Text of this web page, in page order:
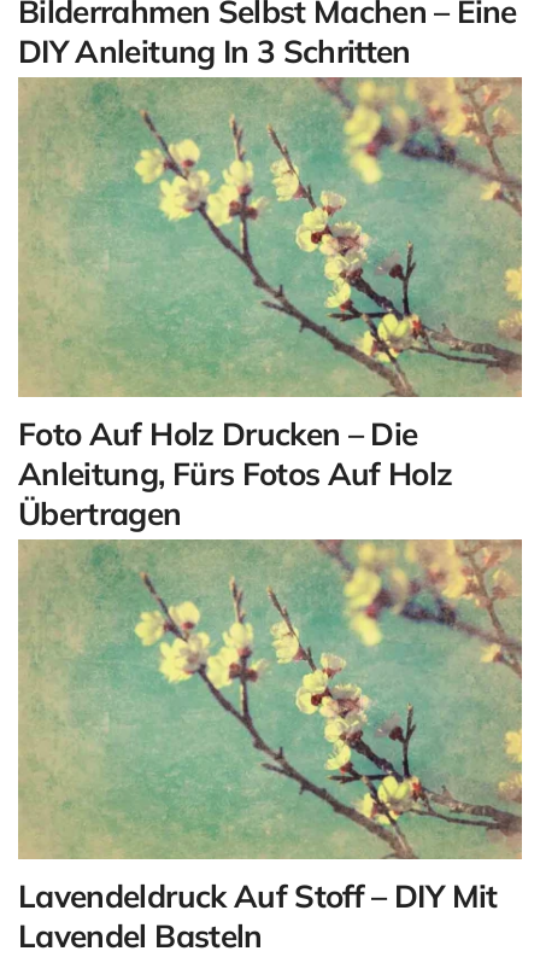
Bilderrahmen Selbst Machen – Eine
DIY Anleitung In 3 Schritten
Foto Auf Holz Drucken – Die
Anleitung, Fürs Fotos Auf Holz
Übertragen
Lavendeldruck Auf Stoff – DIY Mit
Lavendel Basteln